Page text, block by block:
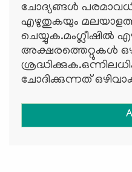
ചോദ്യങ്ങള്‍
എഴുതുകയും
ചെയ്യുക.മംഗ്ലീഷില്‍
അക്ഷരത്തെറ്റുകള്‍
ചോദിക്കുന്നത്